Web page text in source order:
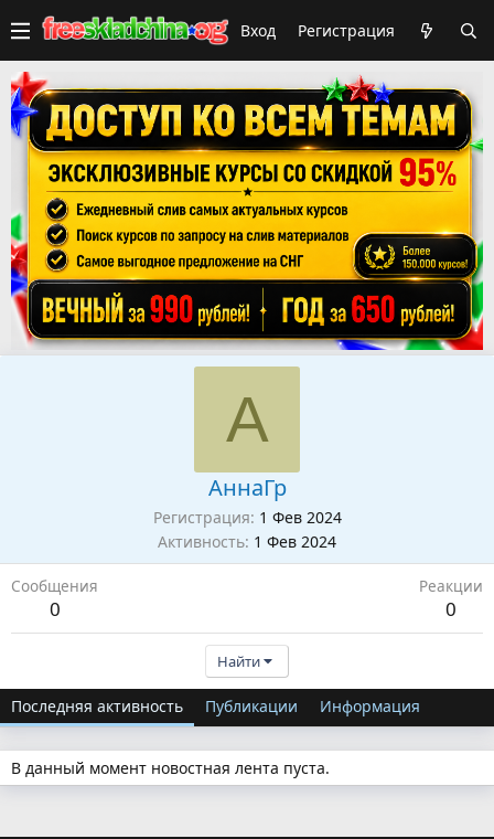
Вход Регистрация
А
АннаГр
Регистрация 1 Фев 2024
Активность 1 Фев 2024
Сообщения
0
Реакции
0
Найти
Последняя активность Публикации Информация
В данный момент новостная лента пуста.